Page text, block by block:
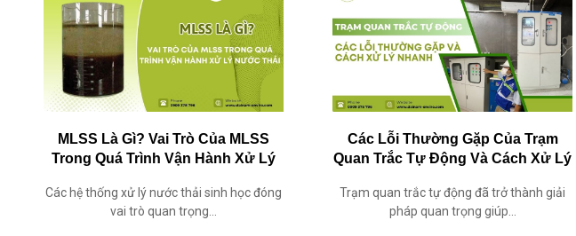
MLSS Là Gì? Vai Trò Của MLSS
Trong Quá Trình Vận Hành Xử Lý
Các hệ thống xử lý nước thải sinh học đóng
vai trò quan trọng...
Các Lỗi Thường Gặp Của Trạm
Quan Trắc Tự Động Và Cách Xử Lý
Trạm quan trắc tự động đã trở thành giải
pháp quan trọng giúp...